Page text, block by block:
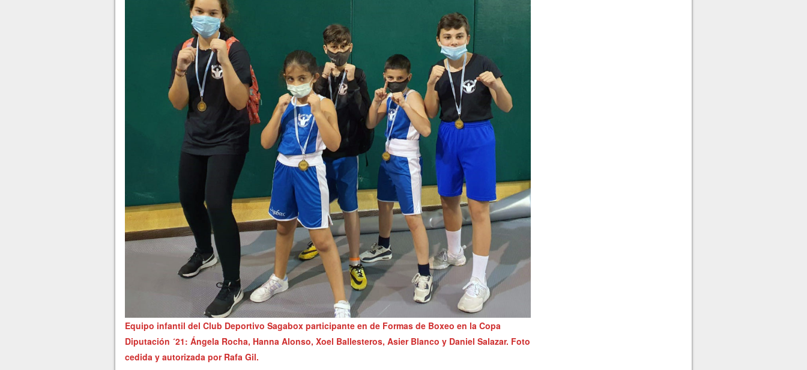
Equipo infantil del Club Deportivo Sagabox participante en de Formas de Boxeo en la Copa
Diputación ´21: Ángela Rocha, Hanna Alonso, Xoel Ballesteros, Asier Blanco y Daniel Salazar. Foto
cedida y autorizada por Rafa Gil.